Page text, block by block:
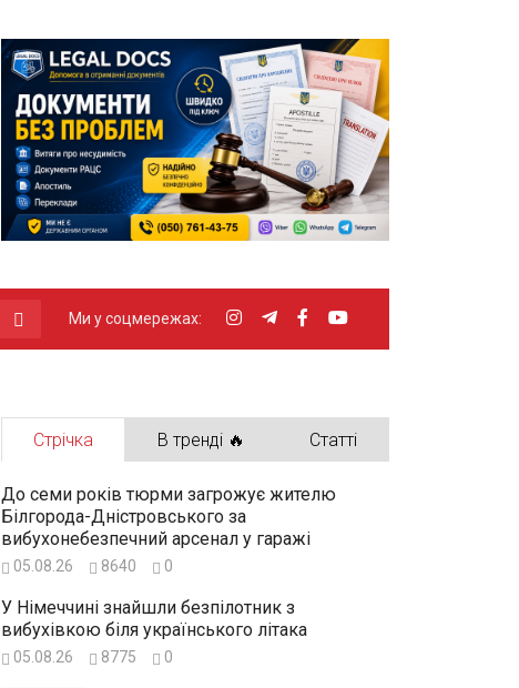
Ми у соцмережах:
Стрічка В тренді 🔥 Статті
До семи років тюрми загрожує жителю
Білгорода-Дністровського за
вибухонебезпечний арсенал у гаражі
05.08.26 8640 0
У Німеччині знайшли безпілотник з
вибухівкою біля українського літака
05.08.26 8775 0